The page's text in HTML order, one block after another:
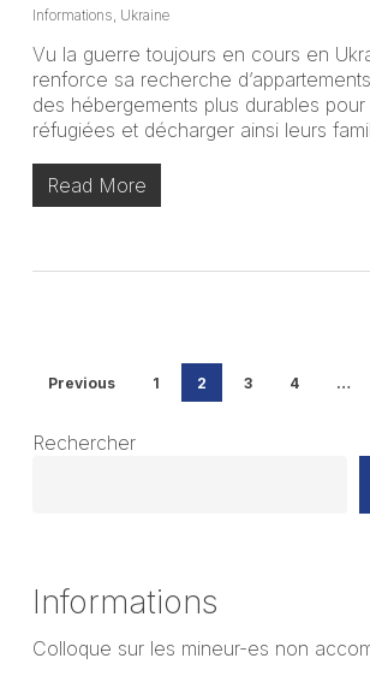
Informations, Ukraine
Vu la guerre toujours en cours en
renforce sa recherche
des hébergements plus durables
réfugiées et décharger ainsi leurs
Read More
Previous 1 2 3 4 …
Rechercher
Informations
Colloque sur les mineur-es non